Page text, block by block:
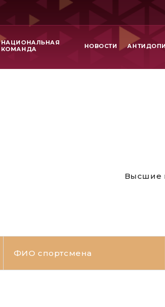
НАЦИОНАЛЬНАЯ
КОМАНДА
НОВОСТИ
Высшие
ФИО спортсмена